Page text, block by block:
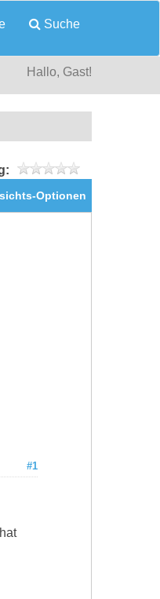
Suche
Hallo, Gast!
Optionen
#1